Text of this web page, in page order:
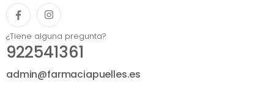
¿Tiene alguna pregunta?
922541361
admin@farmaciapuelles.es